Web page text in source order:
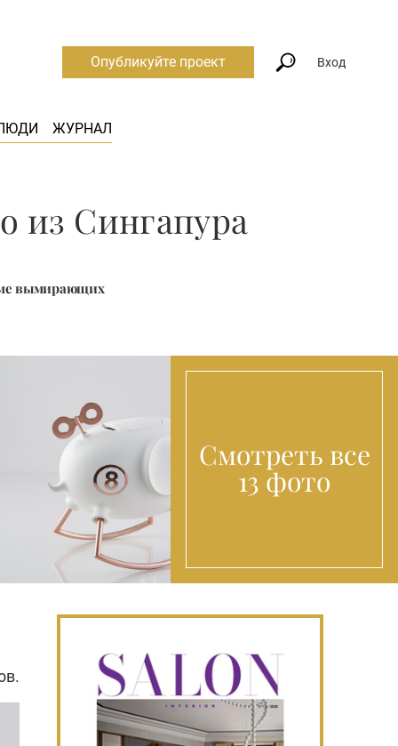
ЖУРНАЛ
Опубликуйте проект Вход
из Сингапура
вымирающих
Смотреть все
13 фото